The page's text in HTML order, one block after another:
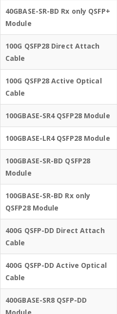
40GBASE-SR-BD Rx only QSFP+
Module
100G QSFP28 Direct Attach
Cable
100G QSFP28 Active Optical
Cable
100GBASE-SR4 QSFP28 Module
100GBASE-LR4 QSFP28 Module
100GBASE-SR-BD QSFP28
Module
100GBASE-SR-BD Rx only
QSFP28 Module
400G QSFP-DD Direct Attach
Cable
400G QSFP-DD Active Optical
Cable
400GBASE-SR8 QSFP-DD
Module